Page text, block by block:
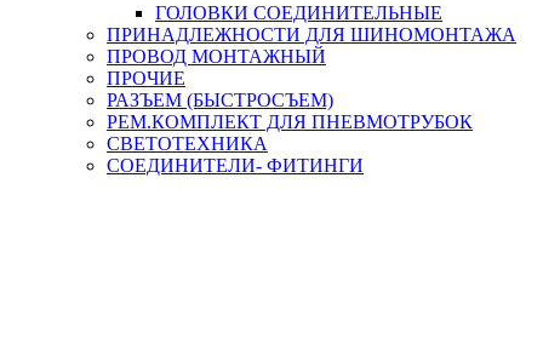
ГОЛОВКИ СОЕДИНИТЕЛЬНЫЕ
ПРИНАДЛЕЖНОСТИ ДЛЯ ШИНОМОНТАЖА
ПРОВОД МОНТАЖНЫЙ
ПРОЧИЕ
РАЗЪЕМ (БЫСТРОСЪЕМ)
РЕМ.КОМПЛЕКТ ДЛЯ ПНЕВМОТРУБОК
СВЕТОТЕХНИКА
СОЕДИНИТЕЛИ- ФИТИНГИ